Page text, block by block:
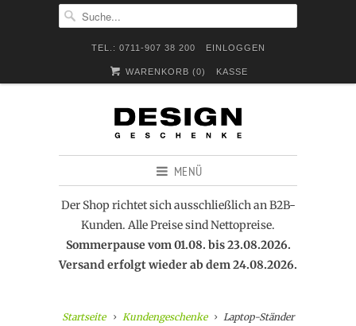
TEL.: 0711-907 38 200 EINLOGGEN
WARENKORB (0) KASSE
MENÜ
Der Shop richtet sich ausschließlich an B2B-
Kunden. Alle Preise sind Nettopreise.
Sommerpause vom 01.08. bis 23.08.2026.
Versand erfolgt wieder ab dem 24.08.2026.
Startseite Kundengeschenke
Laptop-Ständer